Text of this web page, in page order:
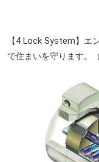
【4 Lock System】エ
で住まいを守ります。